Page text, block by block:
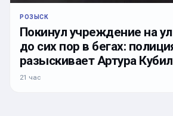
РОЗЫСК
Покинул учреждение на
до сих пор в бегах:
разыскивает Артура
21 час